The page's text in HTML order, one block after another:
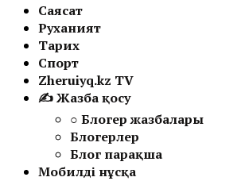
Саясат
Руханият
Тарих
Спорт
Zheruiyq.kz TV
✍ Жазба қосу
○ Блогер жазбалары
Блогерлер
Блог парақша
Мобилді нұсқа